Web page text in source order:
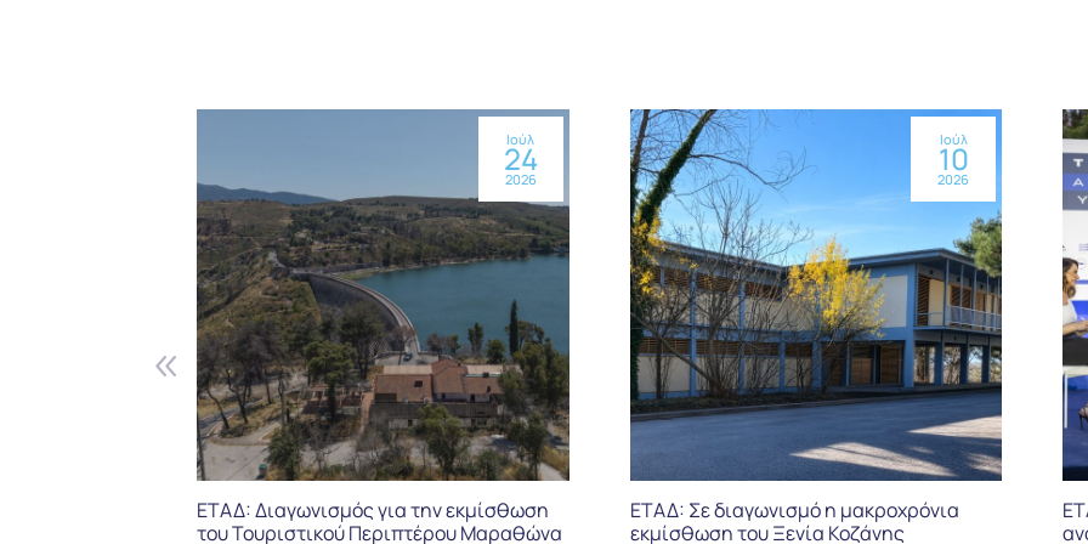
Ιούλ
24
2026
ΕΤΑΔ: Διαγωνισμός για την εκμίσθωση
του Τουριστικού Περιπτέρου Μαραθώνα
Ιούλ
10
2026
ΕΤΑΔ: Σε διαγωνισμό η μακροχρόνια
εκμίσθωση του Ξενία Κοζάνης